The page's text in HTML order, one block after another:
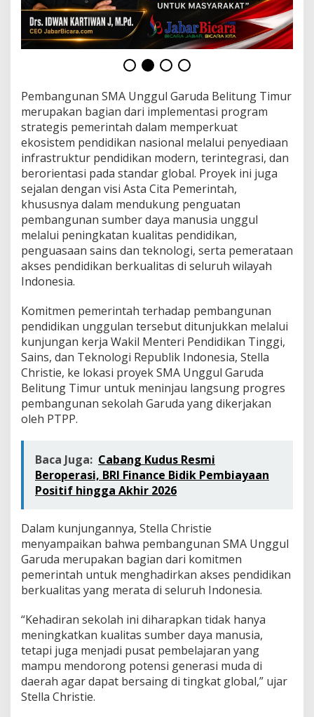
l
i
t
u
n
T
i
m
u
r
Pembangunan SMA Unggul Garuda Belitung Timur
merupakan bagian dari implementasi program
strategis pemerintah dalam memperkuat
ekosistem pendidikan nasional melalui penyediaan
infrastruktur pendidikan modern, terintegrasi, dan
berorientasi pada standar global. Proyek ini juga
sejalan dengan visi Asta Cita Pemerintah,
khususnya dalam mendukung penguatan
pembangunan sumber daya manusia unggul
melalui peningkatan kualitas pendidikan,
penguasaan sains dan teknologi, serta pemerataan
akses pendidikan berkualitas di seluruh wilayah
Indonesia.
Komitmen pemerintah terhadap pembangunan
pendidikan unggulan tersebut ditunjukkan melalui
kunjungan kerja Wakil Menteri Pendidikan Tinggi,
Sains, dan Teknologi Republik Indonesia, Stella
Christie, ke lokasi proyek SMA Unggul Garuda
Belitung Timur untuk meninjau langsung progres
pembangunan sekolah Garuda yang dikerjakan
oleh PTPP.
Baca Juga: Cabang Kudus Resmi
Beroperasi, BRI Finance Bidik Pembiayaan
Positif hingga Akhir 2026
Dalam kunjungannya, Stella Christie
menyampaikan bahwa pembangunan SMA Unggul
Garuda merupakan bagian dari komitmen
pemerintah untuk menghadirkan akses pendidikan
berkualitas yang merata di seluruh Indonesia.
“Kehadiran sekolah ini diharapkan tidak hanya
meningkatkan kualitas sumber daya manusia,
tetapi juga menjadi pusat pembelajaran yang
mampu mendorong potensi generasi muda di
daerah agar dapat bersaing di tingkat global,” ujar
Stella Christie.